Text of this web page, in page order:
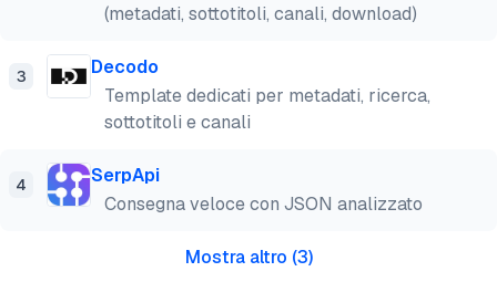
(metadati, sottotitoli, canali, download)
3
Decodo
Template dedicati per metadati, ricerca,
sottotitoli e canali
4
SerpApi
Consegna veloce con JSON analizzato
Mostra altro (3)